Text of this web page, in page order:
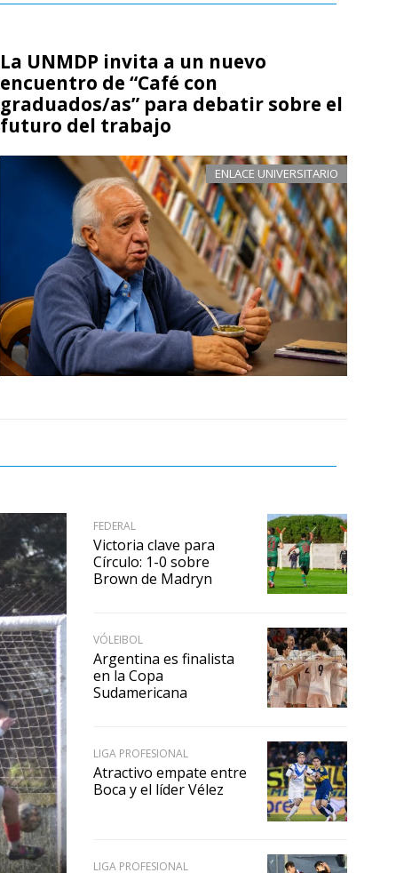
La UNMDP invita a un nuevo
encuentro de “Café con
graduados/as” para debatir sobre el
futuro del trabajo
ENLACE UNIVERSITARIO
FEDERAL
Victoria clave para
Círculo: 1-0 sobre
Brown de Madryn
VÓLEIBOL
Argentina es finalista
en la Copa
Sudamericana
LIGA PROFESIONAL
Atractivo empate entre
Boca y el líder Vélez
LIGA PROFESIONAL